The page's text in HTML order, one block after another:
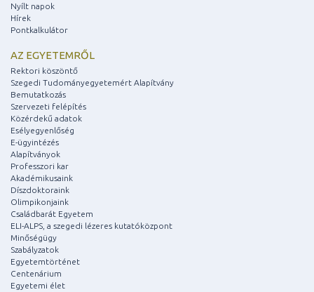
Nyílt napok
Hírek
Pontkalkulátor
AZ EGYETEMRŐL
Rektori köszöntő
Szegedi Tudományegyetemért Alapítvány
Bemutatkozás
Szervezeti felépítés
Közérdekű adatok
Esélyegyenlőség
E-ügyintézés
Alapítványok
Professzori kar
Akadémikusaink
Díszdoktoraink
Olimpikonjaink
Családbarát Egyetem
ELI-ALPS, a szegedi lézeres kutatóközpont
Minőségügy
Szabályzatok
Egyetemtörténet
Centenárium
Egyetemi élet